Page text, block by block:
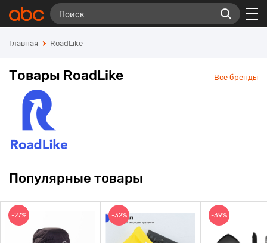
Главная RoadLike
Товары RoadLike Все бренды
Популярные товары
-27% -32% -39%